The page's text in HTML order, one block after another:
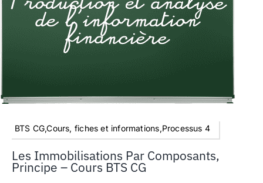
BTS CG,Cours, fiches et informations,Processus 4
Les Immobilisations Par Composants,
Principe – Cours BTS CG